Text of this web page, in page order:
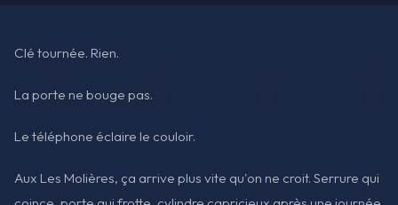
Clé tournée. Rien.
La porte ne bouge pas.
Le téléphone éclaire le couloir.
Aux Les Molières, ça arrive plus vite qu'on ne croit. Serrure qui